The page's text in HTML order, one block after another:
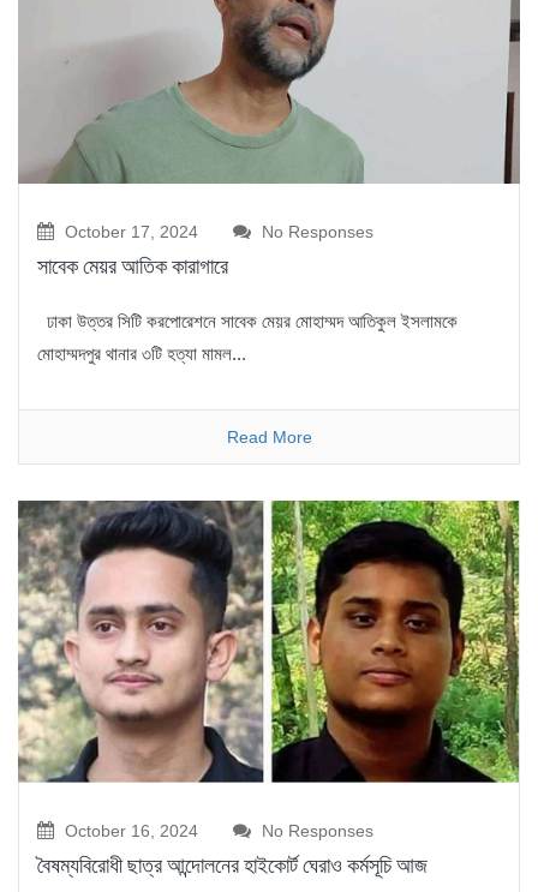
October 17, 2024 No Responses
সাবেক মেয়র আতিক কারাগারে
ঢাকা উত্তর সিটি করপোরেশনে সাবেক মেয়র মোহাম্মদ আতিকুল ইসলামকে
মোহাম্মদপুর থানার ৩টি হত্যা মামল...
Read More
October 16, 2024 No Responses
বৈষম্যবিরোধী ছাত্র আন্দোলনের হাইকোর্ট ঘেরাও কর্মসূচি আজ